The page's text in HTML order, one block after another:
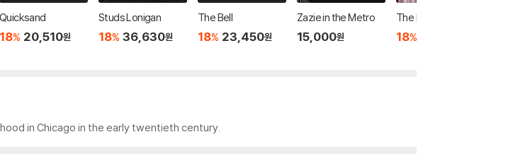
Quicksand
18% 20,510원
Studs Lonigan
18% 36,630원
The Bell
18% 23,450원
Zazie in the Metro
15,000원
The Immoralist
18%
in Chicago in the early twentieth century.